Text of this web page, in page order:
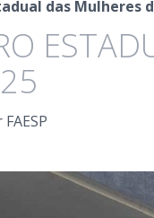
das Mulheres
FAESP